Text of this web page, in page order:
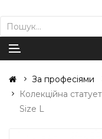
За професіями
Колекційна
Size L